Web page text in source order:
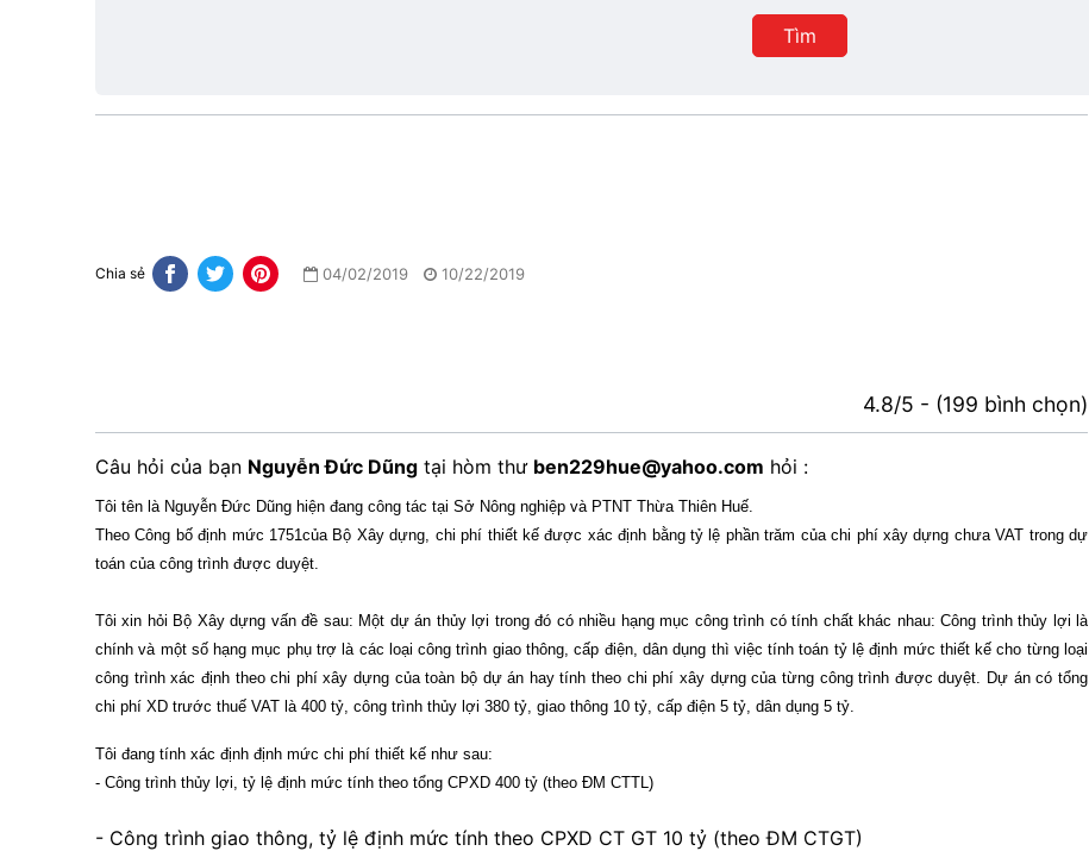
Thành
phố
Tìm
Chia sẻ 04/02/2019 10/22/2019
4.8/5 - (199 bình chọn)
Câu hỏi của bạn Nguyễn Đức Dũng tại hòm thư ben229hue@yahoo.com hỏi :
Tôi tên là Nguyễn Đức Dũng hiện đang công tác tại Sở Nông nghiệp và PTNT Thừa Thiên Huế.
Theo Công bố định mức 1751của Bộ Xây dựng, chi phí thiết kế được xác định bằng tỷ lệ phần trăm của chi phí xây dựng chưa VAT trong dự
toán của công trình được duyệt.
Tôi xin hỏi Bộ Xây dựng vấn đề sau: Một dự án thủy lợi trong đó có nhiều hạng mục công trình có tính chất khác nhau: Công trình thủy lợi là
chính và một số hạng mục phụ trợ là các loại công trình giao thông, cấp điện, dân dụng thì việc tính toán tỷ lệ định mức thiết kế cho từng loại
công trình xác định theo chi phí xây dựng của toàn bộ dự án hay tính theo chi phí xây dựng của từng công trình được duyệt. Dự án có tổng
chi phí XD trước thuế VAT là 400 tỷ, công trình thủy lợi 380 tỷ, giao thông 10 tỷ, cấp điện 5 tỷ, dân dụng 5 tỷ.
Tôi đang tính xác định định mức chi phí thiết kế như sau:
- Công trình thủy lợi, tỷ lệ định mức tính theo tổng CPXD 400 tỷ (theo ĐM CTTL)
- Công trình giao thông, tỷ lệ định mức tính theo CPXD CT GT 10 tỷ (theo ĐM CTGT)